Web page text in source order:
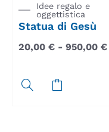
Idee regalo e
oggettistica
Statua di Gesù
20,00 € - 950,00 €